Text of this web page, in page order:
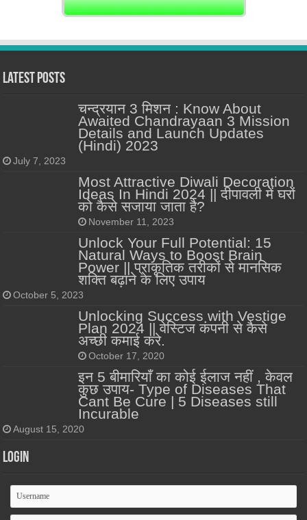
Latest Posts
चन्द्रयान 3 मिशन : Know About
Awaited Chandrayaan 3 Mission
Details and Launch Updates
(Hindi) 2023
July 7, 2023
Most Attractive Diwali Decoration
Ideas In Hindi 2024 || दीपावली में घरों
को कैसे सजाया जाता है?
November 11, 2023
Unlock Your Full Potential: 15
Natural Ways to Boost Brain
Power || प्राकृतिक तरीकों से मानसिक
शक्ति बढ़ाने के लिए उपाय
October 5, 2023
Unlocking Success with Vestige
Plan 2024 || वेस्टिज कंपनी से कैसे
अच्छी कमाई करे.
October 17, 2020
इन 5 बीमारियाँ का कोई ईलाज नहीं , केवल
कुछ उपाय- Type of Diseases That
Cant Be Cure | 5 Diseases still
Incurable
August 15, 2020
Login